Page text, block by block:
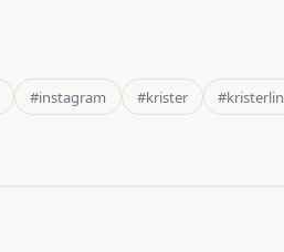
#instagram #krister